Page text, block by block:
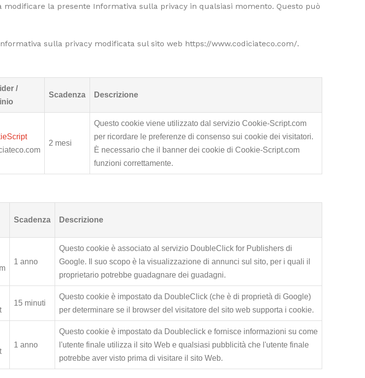
modificare la presente Informativa sulla privacy in qualsiasi momento. Questo può
sulla privacy modificata sul sito web https://www.codiciateco.com/.
/
Scadenza Descrizione
2 mesi
Questo cookie viene utilizzato dal servizio Cookie-Script.com
per ricordare le preferenze di consenso sui cookie dei visitatori.
È necessario che il banner dei cookie di Cookie-Script.com
funzioni correttamente.
Scadenza Descrizione
1 anno
Questo cookie è associato al servizio DoubleClick for Publishers di
Google. Il suo scopo è la visualizzazione di annunci sul sito, per i quali il
proprietario potrebbe guadagnare dei guadagni.
15 minuti
Questo cookie è impostato da DoubleClick (che è di proprietà di Google)
per determinare se il browser del visitatore del sito web supporta i cookie.
1 anno
Questo cookie è impostato da Doubleclick e fornisce informazioni su come
l'utente finale utilizza il sito Web e qualsiasi pubblicità che l'utente finale
potrebbe aver visto prima di visitare il sito Web.